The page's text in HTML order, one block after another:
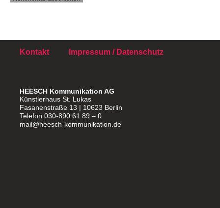
Kontakt Impressum / Datenschutz
HEESCH Kommunikation AG
Künstlerhaus St. Lukas
Fasanenstraße 13 | 10623 Berlin
Telefon 030-890 61 89 – 0
mail@heesch-kommunikation.de